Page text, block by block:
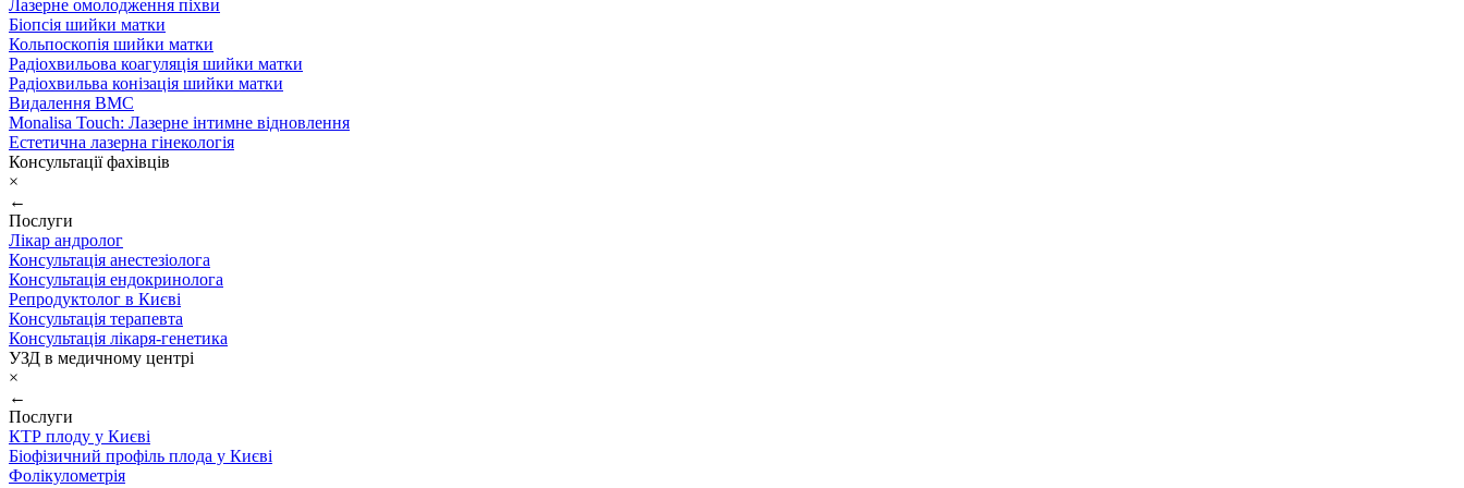
Лазерне омолодження піхви
Біопсія шийки матки
Кольпоскопія шийки матки
Радіохвильова коагуляція шийки матки
Радіохвильва конізація шийки матки
Видалення ВМС
Monalisa Touch: Лазерне інтимне відновлення
Естетична лазерна гінекологія
Консультації фахівців
×
←
Послуги
Лікар андролог
Консультація анестезіолога
Консультація ендокринолога
Репродуктолог в Києві
Консультація терапевта
Консультація лікаря-генетика
УЗД в медичному центрі
×
←
Послуги
КТР плоду у Києві
Біофізичний профіль плода у Києві
Фолікулометрія